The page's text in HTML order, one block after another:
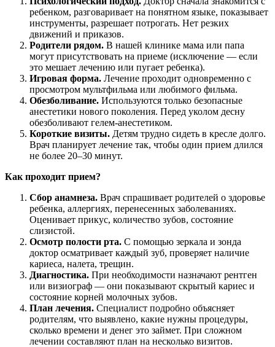
ребенком, разговаривает на понятном языке, показывает
инструменты, разрешает потрогать. Нет резких
движений и приказов.
Родители рядом. В нашей клинике мама или папа
могут присутствовать на приеме (исключение — если
это мешает лечению или пугает ребенка).
Игровая форма. Лечение проходит одновременно с
просмотром мультфильма или любимого фильма.
Обезболивание. Используются только безопасные
анестетики нового поколения. Перед уколом десну
обезболивают гелем-анестетиком.
Короткие визиты. Детям трудно сидеть в кресле долго.
Врач планирует лечение так, чтобы один прием длился
не более 20–30 минут.
Как проходит прием?
Сбор анамнеза. Врач спрашивает родителей о здоровье
ребенка, аллергиях, перенесенных заболеваниях.
Оценивает прикус, количество зубов, состояние
слизистой.
Осмотр полости рта. С помощью зеркала и зонда
доктор осматривает каждый зуб, проверяет наличие
кариеса, налета, трещин.
Диагностика. При необходимости назначают рентген
или визиограф — они показывают скрытый кариес и
состояние корней молочных зубов.
План лечения. Специалист подробно объясняет
родителям, что выявлено, какие нужны процедуры,
сколько времени и денег это займет. При сложном
лечении составляют план на несколько визитов.